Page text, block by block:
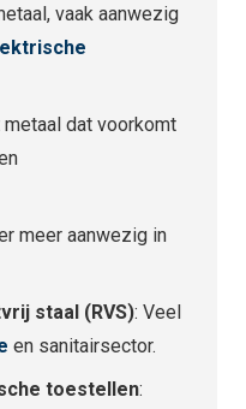
vaak aanwezig
dat voorkomt
meer aanwezig in
staal (RVS): Veel
en sanitairsector.
toestellen: